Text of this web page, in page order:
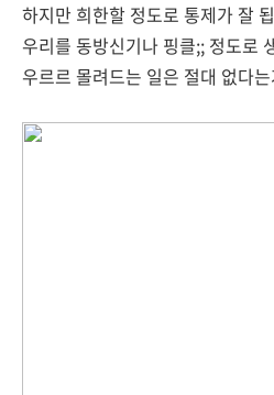
하지만 희한할 정도로 통제가 잘
우리를 동방신기나 핑클;; 정도로
우르르 몰려드는 일은 절대 없다